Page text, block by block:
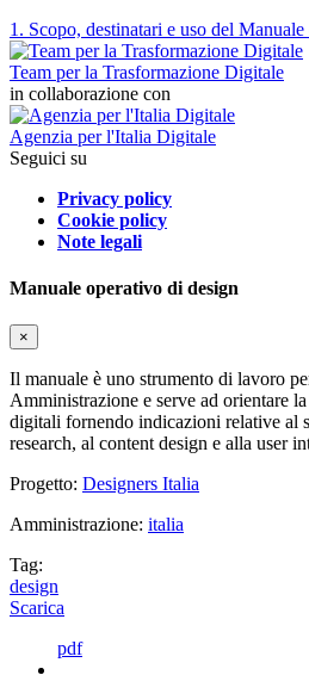
1. Scopo, destinatari e uso del
Team per la Trasformazione Digitale
in collaborazione con
Agenzia per l'Italia Digitale
Seguici su
Privacy policy
Cookie policy
Note legali
Manuale operativo di design
×
Il manuale è uno strumento di lavoro
Amministrazione e serve ad orientare
digitali fornendo indicazioni relative al
research, al content design e alla user
Progetto: Designers Italia
Amministrazione: italia
Tag:
design
Scarica
pdf